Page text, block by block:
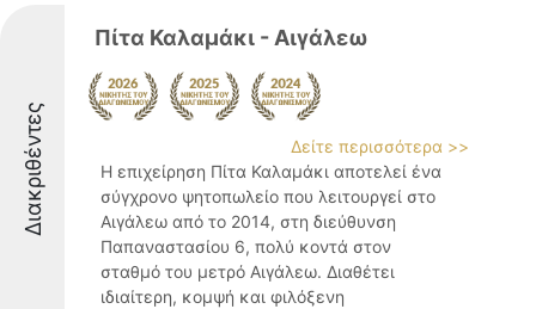
Διακριθέντες
Πίτα Καλαμάκι - Αιγάλεω
Δείτε περισσότερα >>
Η επιχείρηση Πίτα Καλαμάκι αποτελεί ένα
σύγχρονο ψητοπωλείο που λειτουργεί στο
Αιγάλεω από το 2014, στη διεύθυνση
Παπαναστασίου 6, πολύ κοντά στον
σταθμό του μετρό Αιγάλεω. Διαθέτει
ιδιαίτερη, κομψή και φιλόξενη